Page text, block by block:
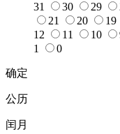
31
30 29
21
20 19
12
11 10
1
0
确定
公历
闰月